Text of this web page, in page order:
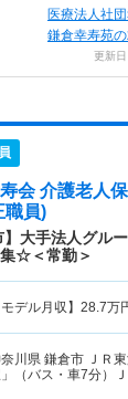
医療法人社
鎌倉幸寿苑
更新
会 介護老人
職員)
】大手法人グル
☆＜常勤＞
モデル月収】 28.7万
川県 鎌倉市 ＪＲ
（バス・車7分）